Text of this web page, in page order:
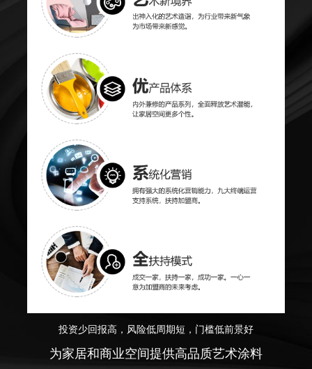
投资少回报高，风险低周期短，门槛低前景好
为家居和商业空间提供高品质艺术涂料